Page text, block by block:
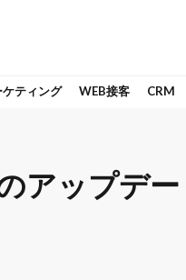
ティング WEB接客 CRM
アップデー